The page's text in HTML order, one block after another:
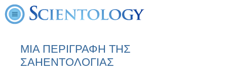
ΜΙΑ ΠΕΡΙΓΡΑΦH ΤΗΣ
ΣΑΗΕΝΤΟΛΟΓΙΑΣ